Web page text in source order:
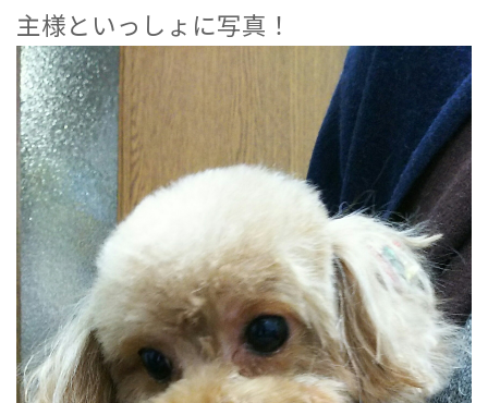
主様といっしょに写真！